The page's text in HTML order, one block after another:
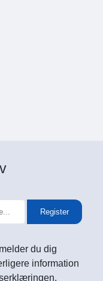
Register
du dig
information